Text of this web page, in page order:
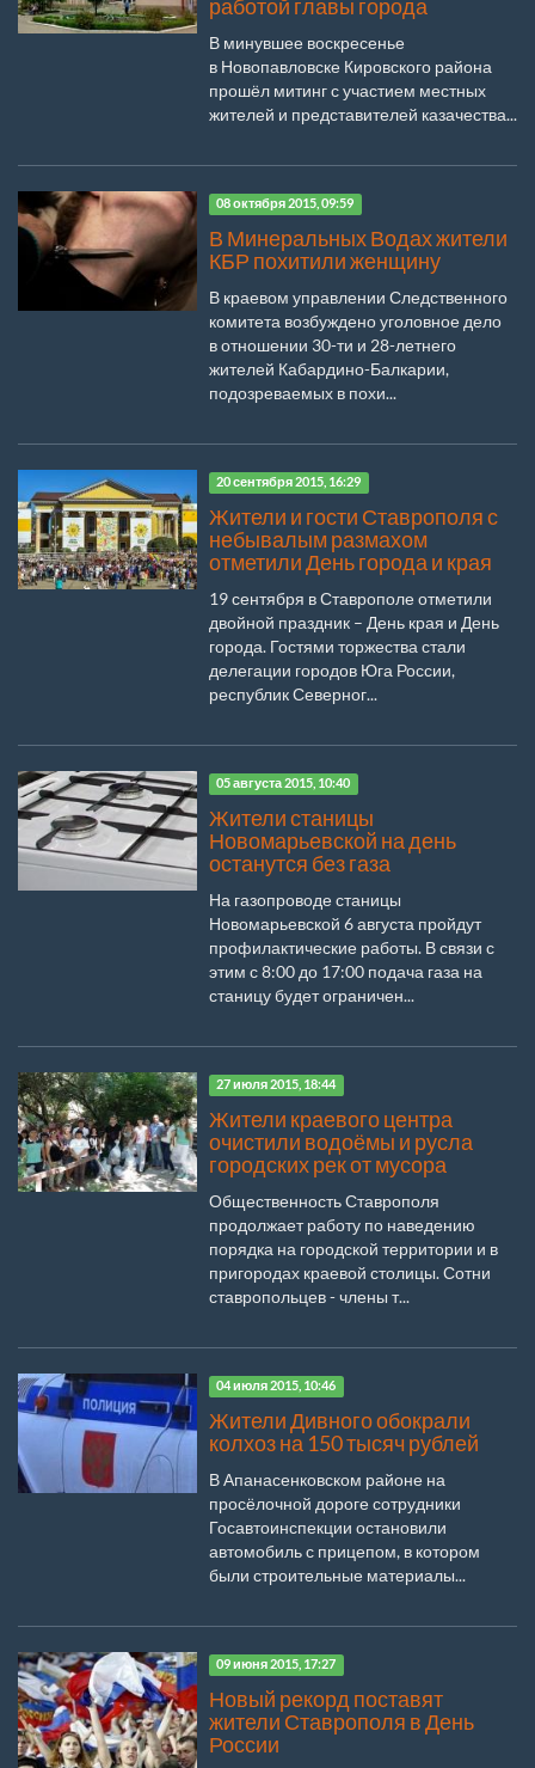
работой главы города
В минувшее воскресенье
в Новопавловске Кировского района
прошёл митинг с участием местных
жителей и представителей казачества...
08 октября 2015, 09:59
В Минеральных Водах жители
КБР похитили женщину
В краевом управлении Следственного
комитета возбуждено уголовное дело
в отношении 30-ти и 28-летнего
жителей Кабардино-Балкарии,
подозреваемых в похи...
20 сентября 2015, 16:29
Жители и гости Ставрополя с
небывалым размахом
отметили День города и края
19 сентября в Ставрополе отметили
двойной праздник – День края и День
города. Гостями торжества стали
делегации городов Юга России,
республик Северног...
05 августа 2015, 10:40
Жители станицы
Новомарьевской на день
останутся без газа
На газопроводе станицы
Новомарьевской 6 августа пройдут
профилактические работы. В связи с
этим с 8:00 до 17:00 подача газа на
станицу будет ограничен...
27 июля 2015, 18:44
Жители краевого центра
очистили водоёмы и русла
городских рек от мусора
Общественность Ставрополя
продолжает работу по наведению
порядка на городской территории и в
пригородах краевой столицы. Сотни
ставропольцев - члены т...
04 июля 2015, 10:46
Жители Дивного обокрали
колхоз на 150 тысяч рублей
В Апанасенковском районе на
просёлочной дороге сотрудники
Госавтоинспекции остановили
автомобиль с прицепом, в котором
были строительные материалы...
09 июня 2015, 17:27
Новый рекорд поставят
жители Ставрополя в День
России